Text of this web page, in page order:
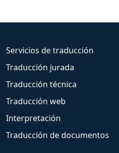
Servicios de traducción
Traducción jurada
Traducción técnica
Traducción web
Interpretación
Traducción de documentos